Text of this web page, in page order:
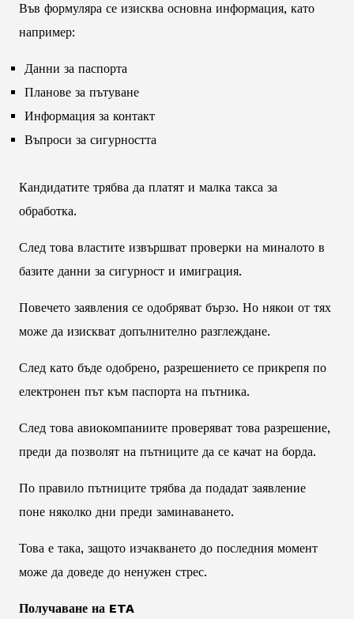
Във формуляра се изисква основна информация, като
например:
Данни за паспорта
Планове за пътуване
Информация за контакт
Въпроси за сигурността
Кандидатите трябва да платят и малка такса за
обработка.
След това властите извършват проверки на миналото в
базите данни за сигурност и имиграция.
Повечето заявления се одобряват бързо. Но някои от тях
може да изискват допълнително разглеждане.
След като бъде одобрено, разрешението се прикрепя по
електронен път към паспорта на пътника.
След това авиокомпаниите проверяват това разрешение,
преди да позволят на пътниците да се качат на борда.
По правило пътниците трябва да подадат заявление
поне няколко дни преди заминаването.
Това е така, защото изчакването до последния момент
може да доведе до ненужен стрес.
Получаване на ETA